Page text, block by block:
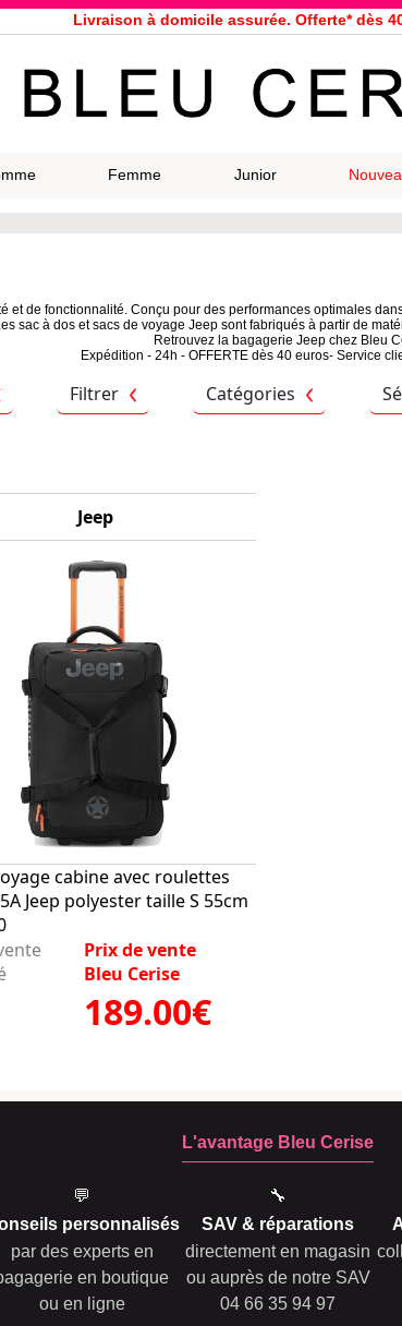
Livraison à domicile assurée. Offerte* dès
le jour même pour toutes commandes passées
33 magasins répartis dans la France. Un à
Femme Junior
et de fonctionnalité. Conçu pour des performances optimales
sac à dos et sacs de voyage Jeep sont fabriqués à partir de
Retrouvez la bagagerie Jeep chez Bleu
Expédition - 24h - OFFERTE dès 40 euros- Service
Filtrer Catégories
Jeep
cabine avec roulettes
Jeep polyester taille S 55cm
Prix de vente
Bleu Cerise
189.00€
L'avantage Bleu Cerise
💬
personnalisés
par des experts en
en boutique
ou en ligne
🔧
SAV & réparations
directement en magasin
ou auprès de notre SAV
04 66 35 94 97